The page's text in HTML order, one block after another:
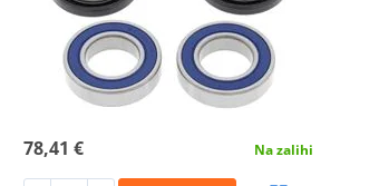
78,41 € Na zalihi